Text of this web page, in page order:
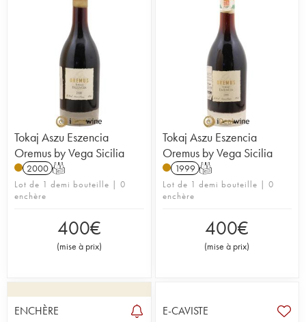
Tokaj Aszu Eszencia
Oremus by Vega Sicilia
2000 T
Lot de 1 demi bouteille | 0
enchère
400€
(mise à prix)
Tokaj Aszu Eszencia
Oremus by Vega Sicilia
1999 T
Lot de 1 demi bouteille | 0
enchère
400€
(mise à prix)
ENCHÈRE E-CAVISTE